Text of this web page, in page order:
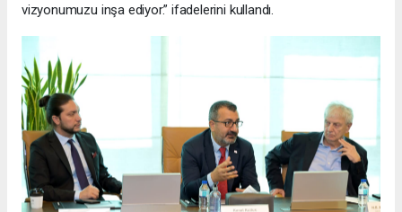
vizyonumuzu inşa ediyor.” ifadelerini kullandı.